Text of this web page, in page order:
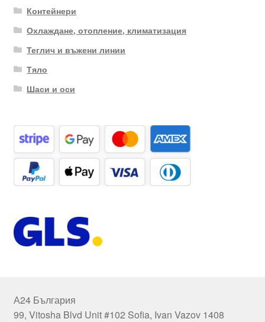
Контейнери
Охлаждане, отопление, климатизация
Теглич и въжени линии
Тяло
Шаси и оси
А24 България
99, Vitosha Blvd Unit #102 Sofia, Ivan Vazov 1408